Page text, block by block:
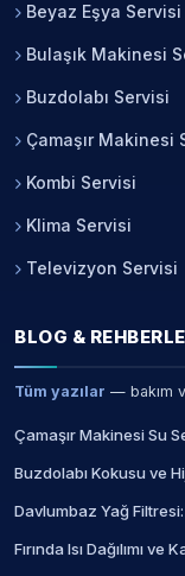
Beyaz Eşya Servisi
Bulaşık Makinesi
Buzdolabı Servisi
Çamaşır Makinesi
Kombi Servisi
Klima Servisi
Televizyon Servisi
BLOG &
Tüm yazılar — bakım
Çamaşır Makinesi Su
Buzdolabı Kokusu ve
Davlumbaz Yağ
Fırında Isı Dağılımı